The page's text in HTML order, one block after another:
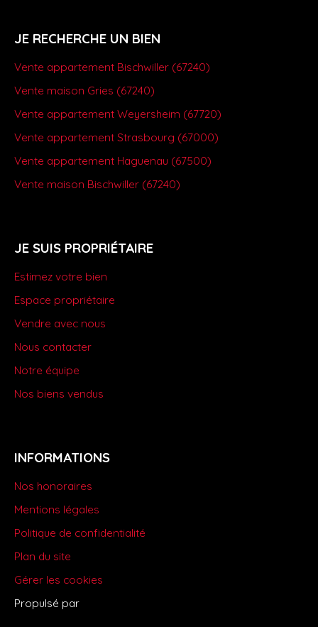
JE RECHERCHE UN BIEN
Vente appartement Bischwiller (67240)
Vente maison Gries (67240)
Vente appartement Weyersheim (67720)
Vente appartement Strasbourg (67000)
Vente appartement Haguenau (67500)
Vente maison Bischwiller (67240)
JE SUIS PROPRIÉTAIRE
Estimez votre bien
Espace propriétaire
Vendre avec nous
Nous contacter
Notre équipe
Nos biens vendus
INFORMATIONS
Nos honoraires
Mentions légales
Politique de confidentialité
Plan du site
Gérer les cookies
Propulsé par